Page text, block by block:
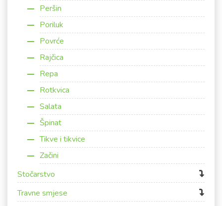
Peršin
Poriluk
Povrće
Rajčica
Repa
Rotkvica
Salata
Špinat
Tikve i tikvice
Začini
Stočarstvo
Travne smjese